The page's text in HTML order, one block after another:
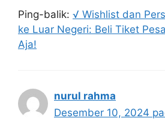
Ping-balik: √ Wishlist dan
ke Luar Negeri: Beli Tiket
Aja!
nurul rahma
Desember 10, 2024